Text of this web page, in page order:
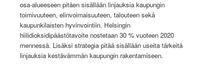
osa-alueeseen pitäen sisällään linjauksia kaupungin
toimivuuteen, elinvoimaisuuteen, talouteen sekä
kaupunkilaisten hyvinvointiin. Helsingin
hiilidioksidipäästötavoite nostetaan 30 % vuoteen 2020
mennessä. Lisäksi strategia pitää sisällään useita tärkeitä
linjauksia kestävämmän kaupungin rakentamiseen.